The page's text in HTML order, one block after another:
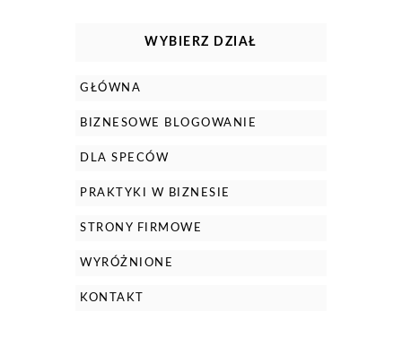
WYBIERZ DZIAŁ
GŁÓWNA
BIZNESOWE BLOGOWANIE
DLA SPECÓW
PRAKTYKI W BIZNESIE
STRONY FIRMOWE
WYRÓŻNIONE
KONTAKT